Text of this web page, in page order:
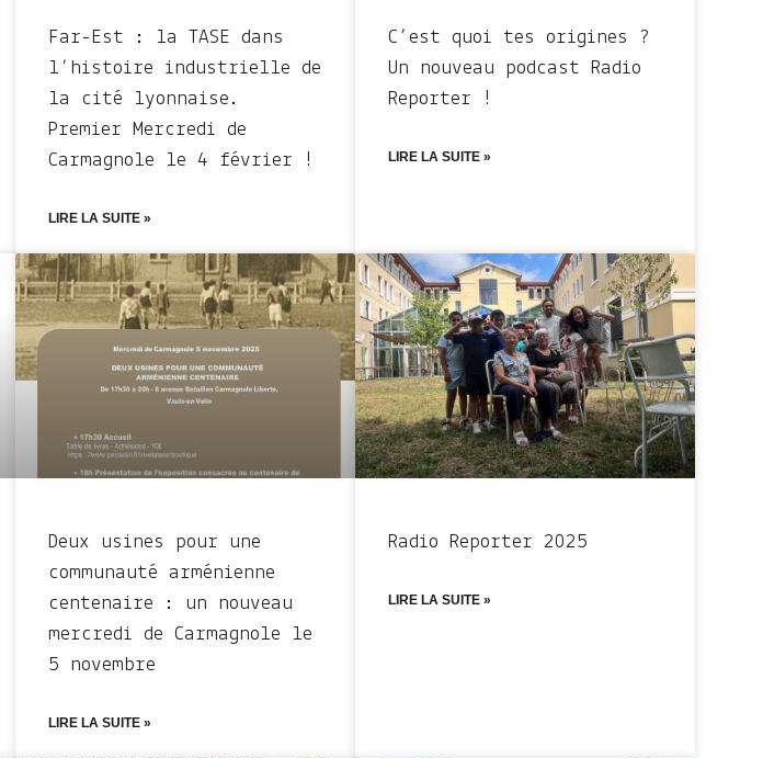
Far-Est : la TASE dans
l’histoire industrielle de
la cité lyonnaise.
Premier Mercredi de
Carmagnole le 4 février !
LIRE LA SUITE »
C’est quoi tes origines ?
Un nouveau podcast Radio
Reporter !
LIRE LA SUITE »
Deux usines pour une
communauté arménienne
centenaire : un nouveau
mercredi de Carmagnole le
5 novembre
LIRE LA SUITE »
Radio Reporter 2025
LIRE LA SUITE »